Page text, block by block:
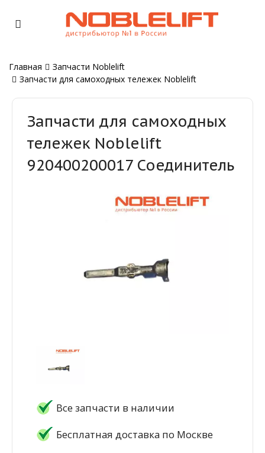
Главная
Запчасти Noblelift
Запчасти для самоходных тележек Noblelift
Запчасти для самоходных
тележек Noblelift
920400200017 Соединитель
Все запчасти в наличии
Бесплатная доставка по Москве